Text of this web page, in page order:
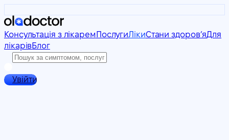
Консультація з лікарем ПослугиЛікиСтани здоровʼяДля
лікарівБлог
Увійти